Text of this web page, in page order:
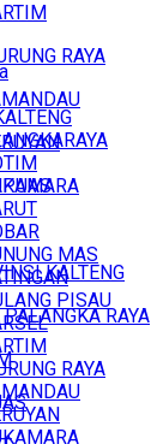
RAYA
KALTENG
RAYA
MAS
PISAU
RAYA